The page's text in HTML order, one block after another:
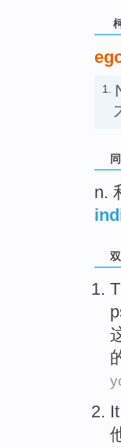
1.
n.
It